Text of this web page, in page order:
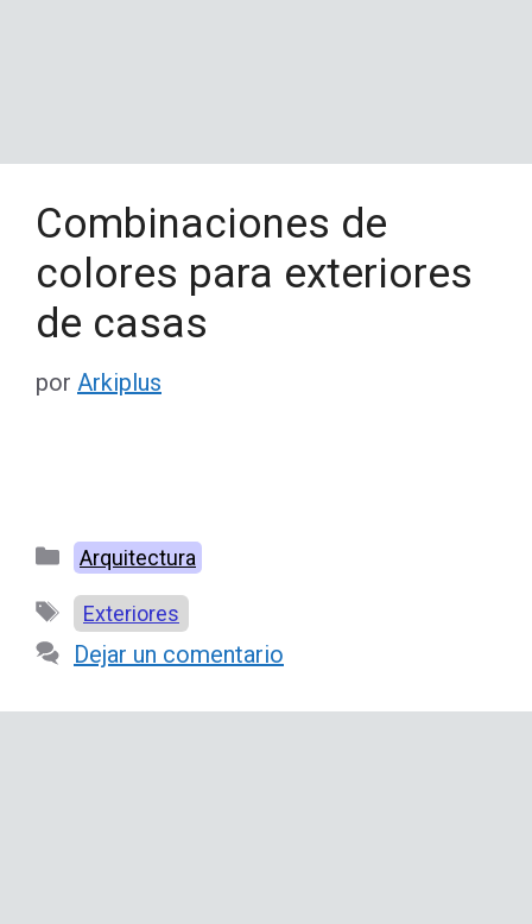
Combinaciones de
colores para exteriores
de casas
por Arkiplus
Categorías
Arquitectura
Etiquetas
Exteriores
Dejar un comentario